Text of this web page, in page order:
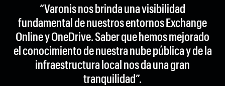
“Varonis nos brinda una visibilidad
fundamental de nuestros entornos Exchange
Online y OneDrive. Saber que hemos mejorado
el conocimiento de nuestra nube pública y de la
infraestructura local nos da una gran
tranquilidad”.